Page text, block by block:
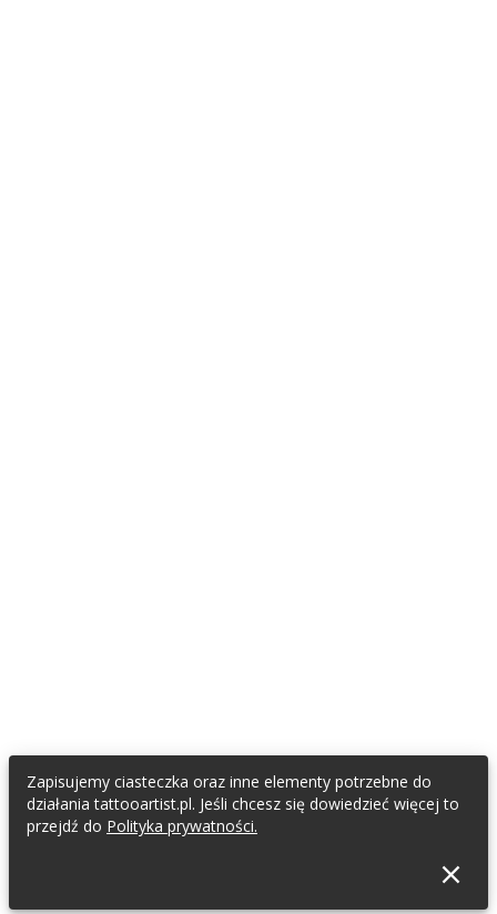
Zapisujemy ciasteczka oraz inne elementy potrzebne do
działania tattooartist.pl. Jeśli chcesz się dowiedzieć więcej to
przejdź do Polityka prywatności.